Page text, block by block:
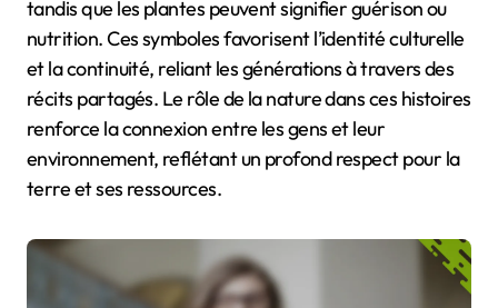
tandis que les plantes peuvent signifier guérison ou
nutrition. Ces symboles favorisent l’identité culturelle
et la continuité, reliant les générations à travers des
récits partagés. Le rôle de la nature dans ces histoires
renforce la connexion entre les gens et leur
environnement, reflétant un profond respect pour la
terre et ses ressources.